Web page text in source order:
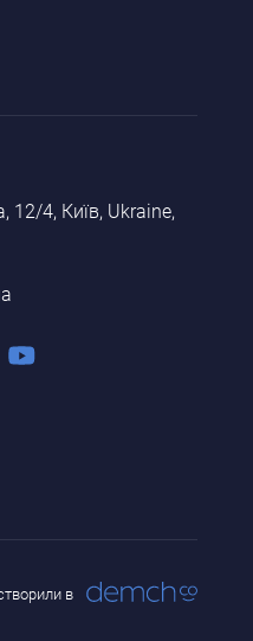
12/4, Київ, Ukraine,
в